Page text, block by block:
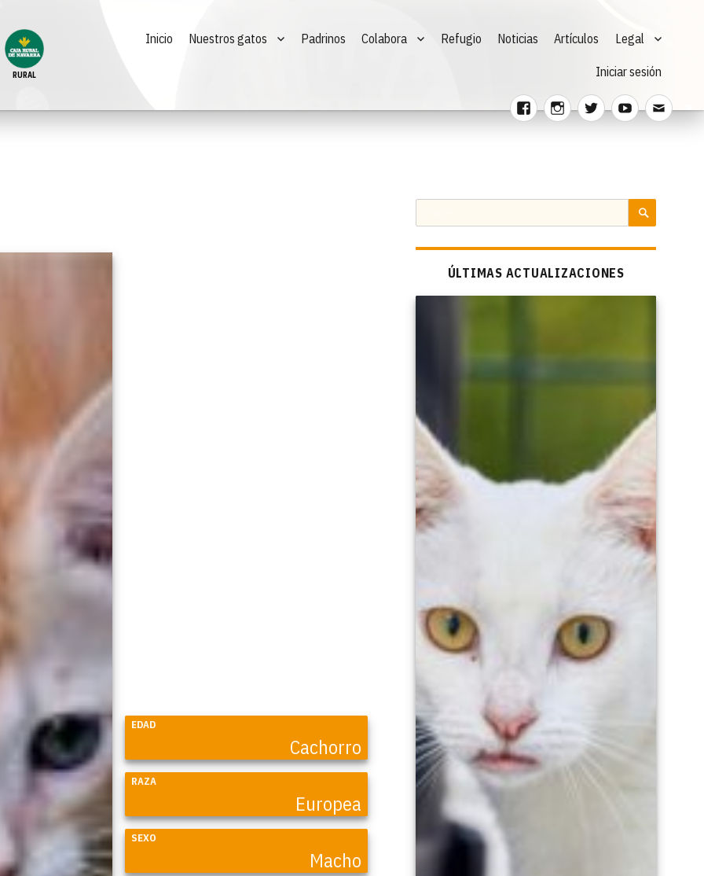
RURAL
FacebookInstagram
TwitterYoutubeCorreo
Inicio Nuestros gatos Padrinos Colabora Refugio Noticias Artículos Legal
Iniciar sesión
EDAD
Cachorro
RAZA
Europea
SEXO
Macho
por:
ÚLTIMAS ACTUALIZACIONES